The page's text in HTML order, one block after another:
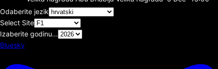
Odaberite jezik
Select Site
Izaberite godinu...
Bluesky